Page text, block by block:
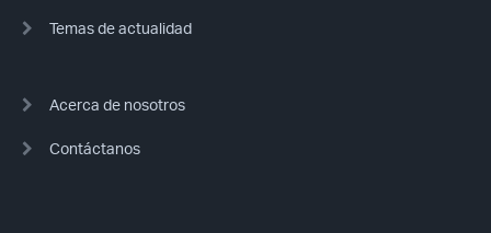
Temas de actualidad
Acerca de nosotros
Contáctanos